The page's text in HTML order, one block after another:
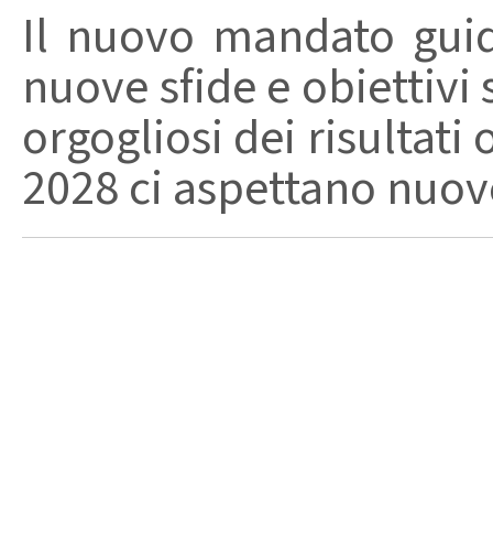
Il nuovo mandato
nuove sfide e obiettivi
orgogliosi dei risultati
2028 ci aspettano